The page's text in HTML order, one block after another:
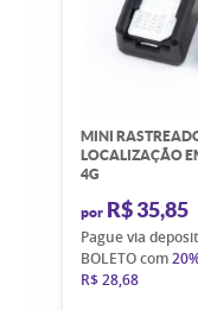
MINI
LOCALIZAÇÃO
4G
por R$ 35,85
Pague via
BOLETO com
R$ 28,68